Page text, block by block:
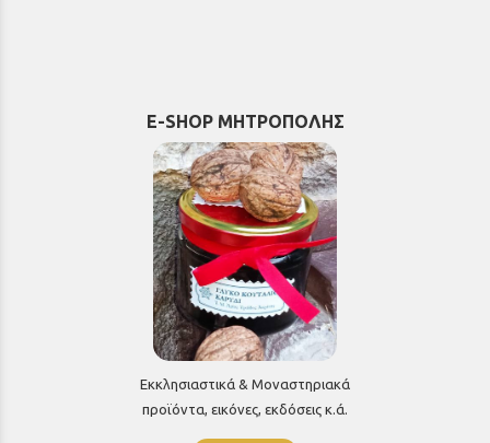
E-SHOP ΜΗΤΡΟΠΟΛΗΣ
Εκκλησιαστικά & Μοναστηριακά
προϊόντα, εικόνες, εκδόσεις κ.ά.